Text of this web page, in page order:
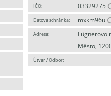
IČO: 03329275
Datová schránka: mxkm96u
Adresa:
Fügnerovo
Město,
Útvar / Odbor: